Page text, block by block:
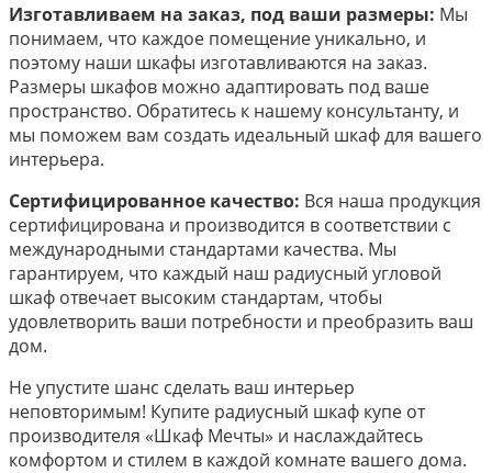
Изготавливаем на заказ, под ваши размеры: Мы
понимаем, что каждое помещение уникально, и
поэтому наши шкафы изготавливаются на заказ.
Размеры шкафов можно адаптировать под ваше
пространство. Обратитесь к нашему консультанту, и
мы поможем вам создать идеальный шкаф для вашего
интерьера.
Сертифицированное качество: Вся наша продукция
сертифицирована и производится в соответствии с
международными стандартами качества. Мы
гарантируем, что каждый наш радиусный угловой
шкаф отвечает высоким стандартам, чтобы
удовлетворить ваши потребности и преобразить ваш
дом.
Не упустите шанс сделать ваш интерьер
неповторимым! Купите радиусный шкаф купе от
производителя «Шкаф Мечты» и наслаждайтесь
комфортом и стилем в каждой комнате вашего дома.